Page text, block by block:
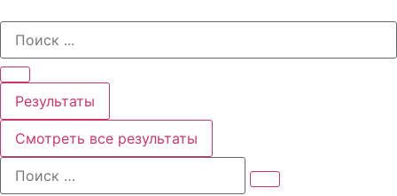
содержимому
Search
Результаты
Смотреть все результаты